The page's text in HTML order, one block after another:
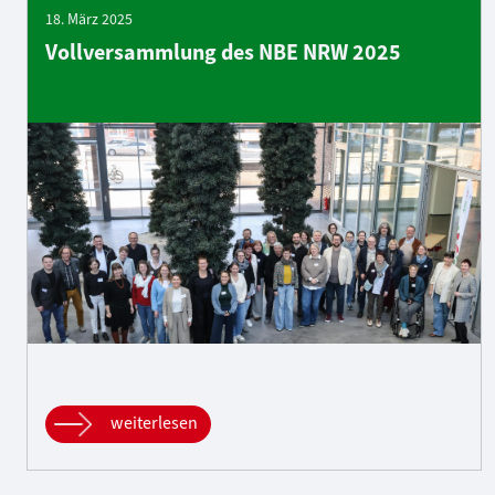
18. März 2025
Vollversammlung des NBE NRW 2025
weiterlesen